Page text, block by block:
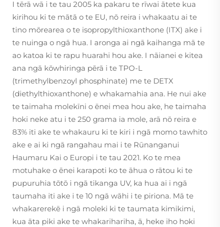
I tērā wā i te tau 2005 ka pakaru te rīwai ātete kua
kirihou ki te mātā o te EU, nō reira i whakaatu ai te
tino mōrearea o te isopropylthioxanthone (ITX) ake i
te nuinga o ngā hua. I aronga ai ngā kaihanga mā te
ao katoa ki te rapu huarahi hou ake. I nāianei e kitea
ana ngā kōwhiringa pērā i te TPO-L
(trimethylbenzoyl phosphinate) me te DETX
(diethylthioxanthone) e whakamahia ana. He nui ake
te taimaha molekīni o ēnei mea hou ake, he taimaha
hoki neke atu i te 250 grama ia mole, arā nō reira e
83% iti ake te whakauru ki te kiri i ngā momo tawhito
ake e ai ki ngā rangahau mai i te Rūnanganui
Haumaru Kai o Europi i te tau 2021. Ko te mea
motuhake o ēnei karapoti ko te āhua o rātou ki te
pupuruhia tōtō i ngā tikanga UV, ka hua ai i ngā
taumaha iti ake i te 10 ngā wāhi i te piriona. Mā te
whakarerekē i ngā moleki ki te taumata kimikimi,
kua āta piki ake te whakarihariha, ā, heke iho hoki